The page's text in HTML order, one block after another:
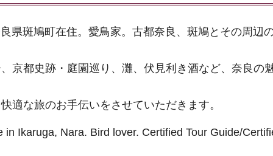
県斑鳩町在住。愛鳥家。古都奈良、斑鳩とその周辺
京都史跡・庭園巡り、灘、伏見利き酒など、奈良の
適な旅のお手伝いをさせていただきます。
Ikaruga, Nara. Bird lover. Certified Tour Guide/